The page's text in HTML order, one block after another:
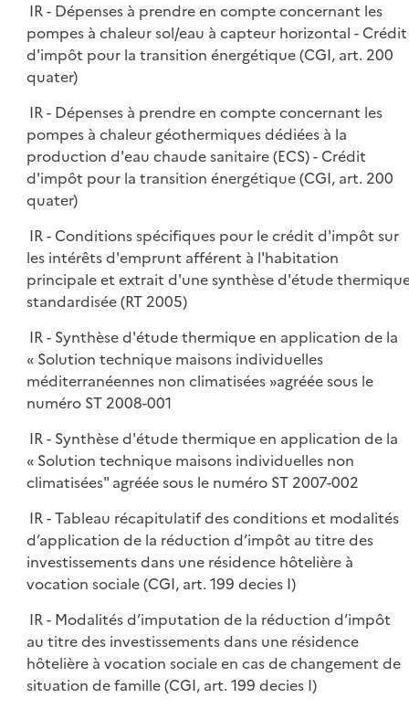
IR - Dépenses à prendre en compte concernant les
pompes à chaleur sol/eau à capteur horizontal - Crédit
d'impôt pour la transition énergétique (CGI, art. 200
quater)
IR - Dépenses à prendre en compte concernant les
pompes à chaleur géothermiques dédiées à la
production d'eau chaude sanitaire (ECS) - Crédit
d'impôt pour la transition énergétique (CGI, art. 200
quater)
IR - Conditions spécifiques pour le crédit d'impôt sur
les intérêts d'emprunt afférent à l'habitation
principale et extrait d'une synthèse d'étude
standardisée (RT 2005)
IR - Synthèse d'étude thermique en application de la
« Solution technique maisons individuelles
méditerranéennes non climatisées »agréée sous le
numéro ST 2008-001
IR - Synthèse d'étude thermique en application de la
« Solution technique maisons individuelles non
climatisées" agréée sous le numéro ST 2007-002
IR - Tableau récapitulatif des conditions et modalités
d’application de la réduction d’impôt au titre des
investissements dans une résidence hôtelière à
vocation sociale (CGI, art. 199 decies I)
IR - Modalités d’imputation de la réduction d’impôt
au titre des investissements dans une résidence
hôtelière à vocation sociale en cas de changement de
situation de famille (CGI, art. 199 decies I)